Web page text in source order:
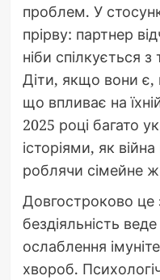
проблем. У
прірву: партнер
ніби спілкується
Діти, якщо вони є,
що впливає на
2025 році багато
історіями, як
роблячи сімейне
Довгостроково це
бездіяльність
ослаблення
хвороб.